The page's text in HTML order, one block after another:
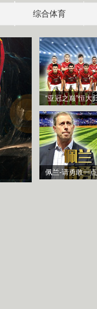
综合体育
“亚冠之巅”恒大
佩兰-请勇敢一点